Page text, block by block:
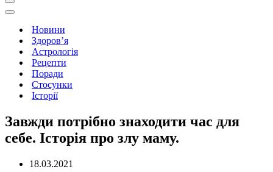
Меню
навігації
Меню
навігаціїНовини
Здоров’я
Астрологія
Рецепти
Поради
Стосунки
Історії
Завжди потрібно знаходити час для
себе. Історія про злу маму.
18.03.2021